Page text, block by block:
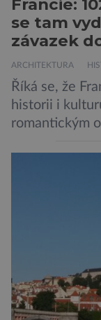
Francie:
se tam
závazek
ARCHITEKTURA
Říká se, že
historii i
romantickým
gastronomii.